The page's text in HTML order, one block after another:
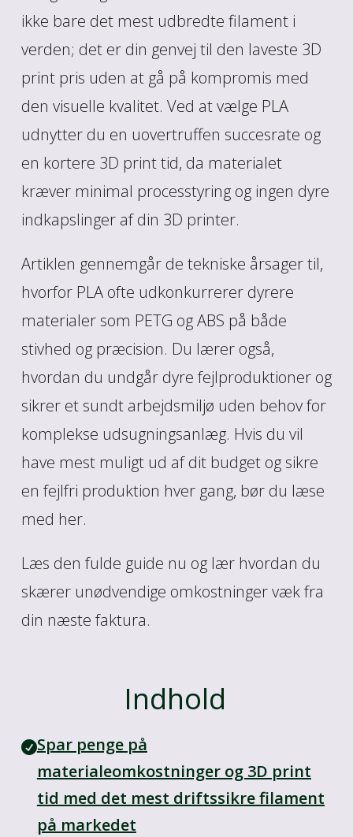
ikke bare det mest udbredte filament i
verden; det er din genvej til den laveste 3D
print pris uden at gå på kompromis med
den visuelle kvalitet. Ved at vælge PLA
udnytter du en uovertruffen succesrate og
en kortere 3D print tid, da materialet
kræver minimal processtyring og ingen dyre
indkapslinger af din 3D printer.
Artiklen gennemgår de tekniske årsager til,
hvorfor PLA ofte udkonkurrerer dyrere
materialer som PETG og ABS på både
stivhed og præcision. Du lærer også,
hvordan du undgår dyre fejlproduktioner og
sikrer et sundt arbejdsmiljø uden behov for
komplekse udsugningsanlæg. Hvis du vil
have mest muligt ud af dit budget og sikre
en fejlfri produktion hver gang, bør du læse
med her.
Læs den fulde guide nu og lær hvordan du
skærer unødvendige omkostninger væk fra
din næste faktura.
Indhold
Spar penge på
materialeomkostninger og 3D print
tid med det mest driftssikre filament
på markedet